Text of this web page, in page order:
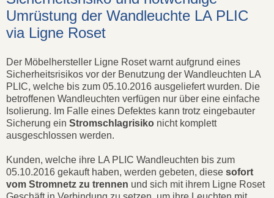
Umrüstung der Wandleuchte LA PLIC
via Ligne Roset
Der Möbelhersteller Ligne Roset warnt aufgrund eines
Sicherheitsrisikos vor der Benutzung der Wandleuchten LA
PLIC, welche bis zum 05.10.2016 ausgeliefert wurden. Die
betroffenen Wandleuchten verfügen nur über eine einfache
Isolierung. Im Falle eines Defektes kann trotz eingebauter
Sicherung ein Stromschlagrisiko nicht komplett
ausgeschlossen werden.
Kunden, welche ihre LA PLIC Wandleuchten bis zum
05.10.2016 gekauft haben, werden gebeten, diese sofort
vom Stromnetz zu trennen und sich mit ihrem Ligne Roset